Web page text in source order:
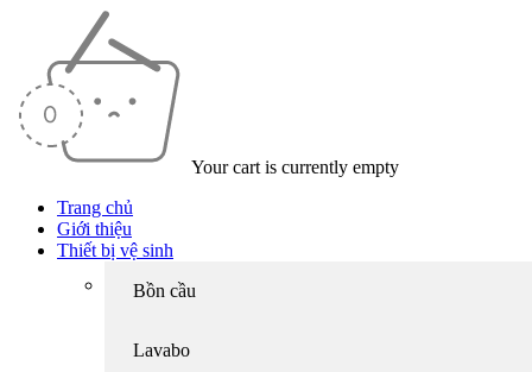
Your cart is currently empty
Trang chủ
Giới thiệu
Thiết bị vệ sinh
Bồn cầu
Lavabo